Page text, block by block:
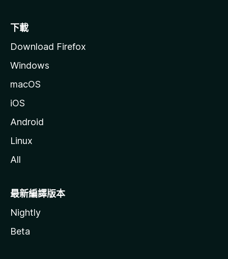
下載
Download Firefox
Windows
macOS
iOS
Android
Linux
All
最新編譯版本
Nightly
Beta